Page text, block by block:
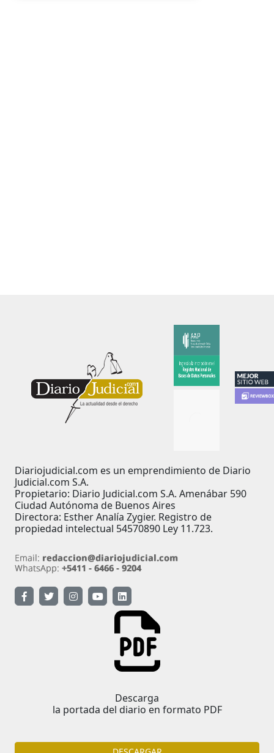
Diariojudicial.com es un emprendimiento de Diario
Judicial.com S.A.
Propietario: Diario Judicial.com S.A. Amenábar 590
Ciudad Autónoma de Buenos Aires
Directora: Esther Analía Zygier. Registro de
propiedad intelectual 54570890 Ley 11.723.
Descarga
la portada del diario en formato PDF